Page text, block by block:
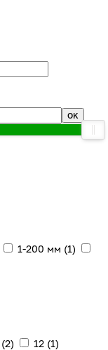
OK
1-200 мм (1)
(2) 12 (1)